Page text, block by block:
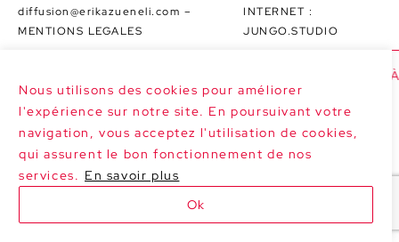
Nous utilisons des cookies pour améliorer
l'expérience sur notre site. En poursuivant votre
navigation, vous acceptez l'utilisation de cookies,
qui assurent le bon fonctionnement de nos
services. En savoir plus
Ok
diffusion@erikazueneli.com –
MENTIONS LEGALES
INTERNET :
JUNGO.STUDIO
>>> PROCHAINES DATES :